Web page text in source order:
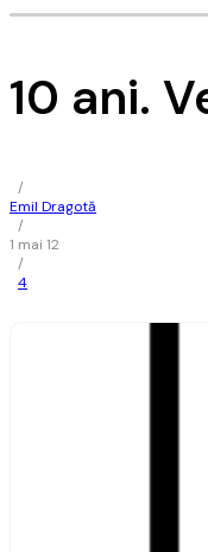
10 ani.
/
Emil Dragotă
/
1 mai 12
/
4